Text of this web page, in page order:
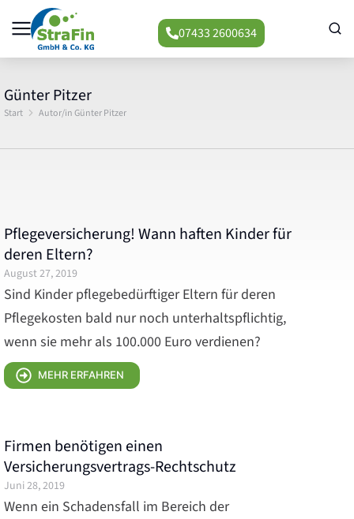
07433 2600634
Günter Pitzer
Sie befinden sich hier:
Start Autor/in Günter Pitzer
Pflegeversicherung! Wann haften Kinder für
deren Eltern?
August 27, 2019
Sind Kinder pflegebedürftiger Eltern für deren
Pflegekosten bald nur noch unterhaltspflichtig,
wenn sie mehr als 100.000 Euro verdienen?
MEHR ERFAHREN
Firmen benötigen einen
Versicherungsvertrags-Rechtschutz
Juni 28, 2019
Wenn ein Schadensfall im Bereich der